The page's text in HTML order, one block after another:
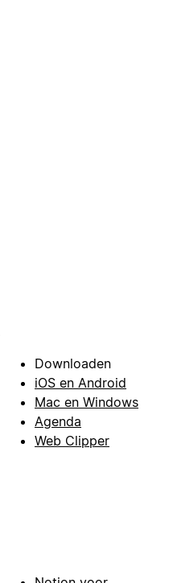
Downloaden
iOS en Android
Mac en Windows
Agenda
Web Clipper